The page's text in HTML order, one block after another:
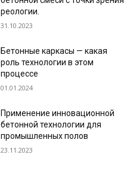
реологии.
31.10.2023
Бетонные каркасы — какая
роль технологии в этом
процессе
01.01.2024
Применение инновационной
бетонной технологии для
промышленных полов
23.11.2023